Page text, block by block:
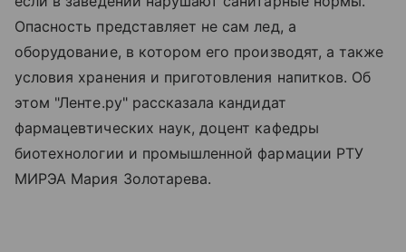
Опасность представляет не сам лед, а
оборудование, в котором его производят, а также
условия хранения и приготовления напитков. Об
этом "Ленте.ру" рассказала кандидат
фармацевтических наук, доцент кафедры
биотехнологии и промышленной фармации РТУ
МИРЭА Мария Золотарева.